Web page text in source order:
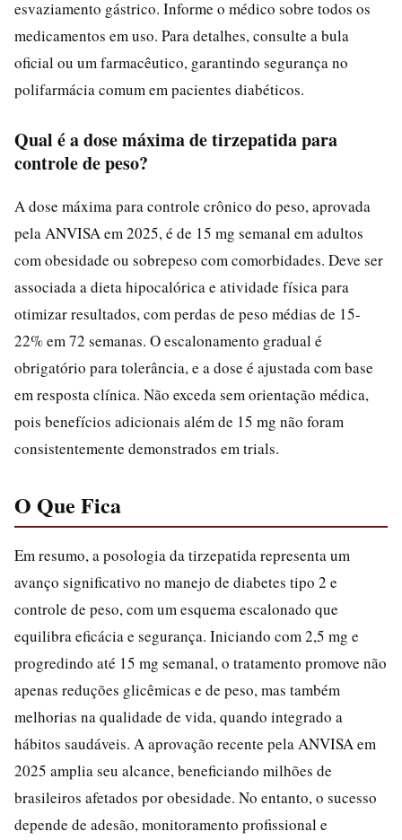
esvaziamento gástrico. Informe o médico sobre todos os
medicamentos em uso. Para detalhes, consulte a bula
oficial ou um farmacêutico, garantindo segurança no
polifarmácia comum em pacientes diabéticos.
Qual é a dose máxima de tirzepatida para
controle de peso?
A dose máxima para controle crônico do peso, aprovada
pela ANVISA em 2025, é de 15 mg semanal em adultos
com obesidade ou sobrepeso com comorbidades. Deve ser
associada a dieta hipocalórica e atividade física para
otimizar resultados, com perdas de peso médias de 15-
22% em 72 semanas. O escalonamento gradual é
obrigatório para tolerância, e a dose é ajustada com base
em resposta clínica. Não exceda sem orientação médica,
pois benefícios adicionais além de 15 mg não foram
consistentemente demonstrados em trials.
O Que Fica
Em resumo, a posologia da tirzepatida representa um
avanço significativo no manejo de diabetes tipo 2 e
controle de peso, com um esquema escalonado que
equilibra eficácia e segurança. Iniciando com 2,5 mg e
progredindo até 15 mg semanal, o tratamento promove não
apenas reduções glicêmicas e de peso, mas também
melhorias na qualidade de vida, quando integrado a
hábitos saudáveis. A aprovação recente pela ANVISA em
2025 amplia seu alcance, beneficiando milhões de
brasileiros afetados por obesidade. No entanto, o sucesso
depende de adesão, monitoramento profissional e